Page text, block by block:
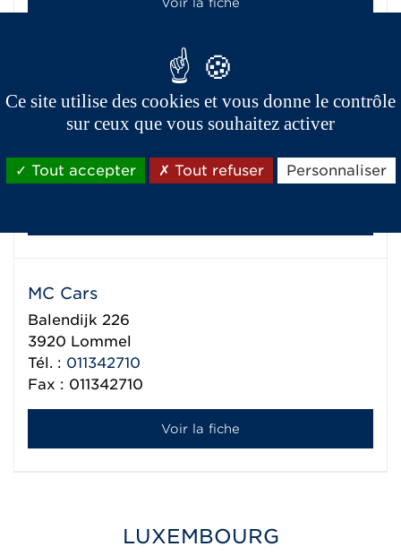
Garage Lambrechts
Sint-Truidersteenweg 433
3840Hoepertingen (Borgloon)
Fax : 012671593
MC Cars
Balendijk 226
3920 Lommel
Tél. : 011342710
Fax : 011342710
Voir la fiche
LUXEMBOURG
Ce site utilise des cookies et vous donne le contrôle
sur ceux que vous souhaitez activer
Tout accepter Tout refuser Personnaliser